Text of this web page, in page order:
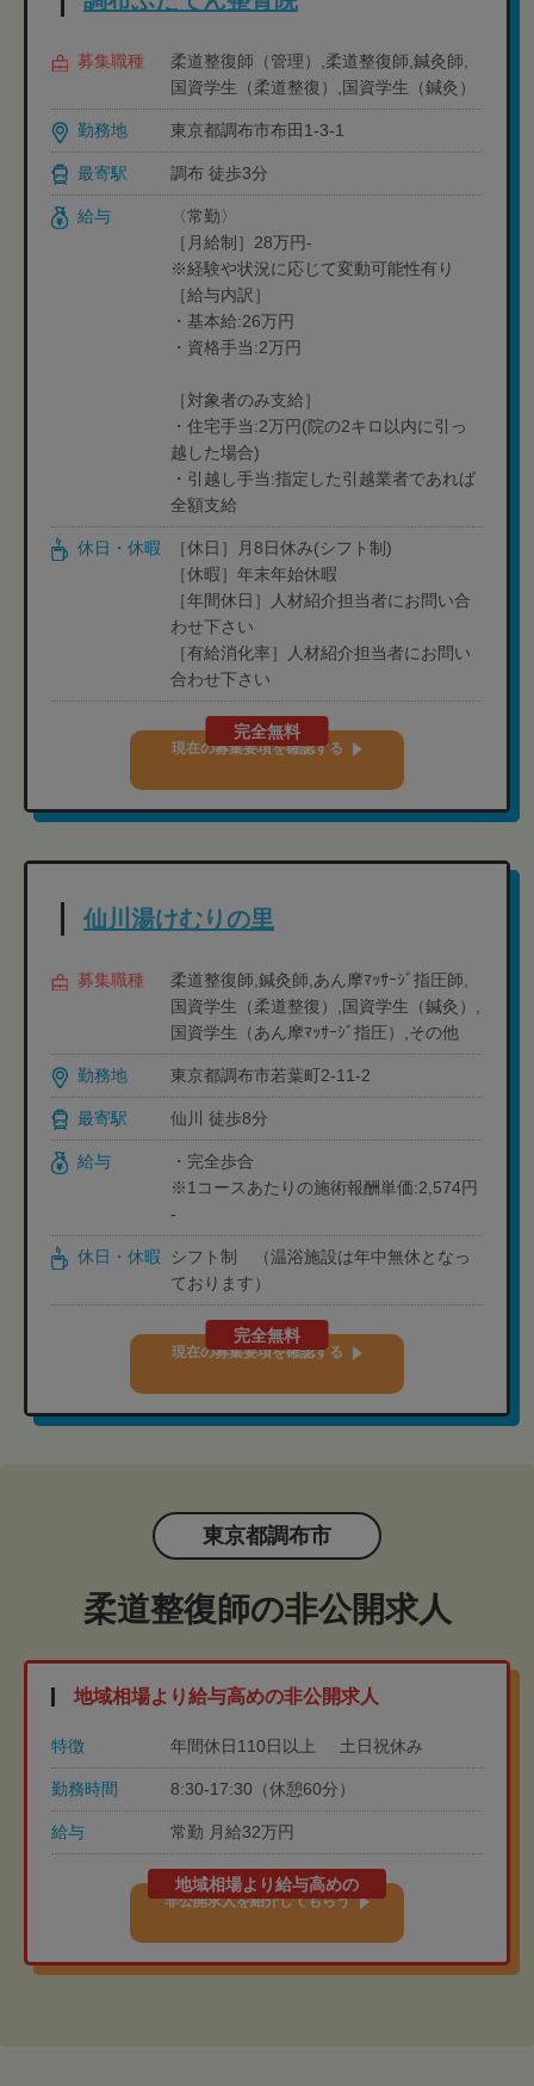
募集職種
柔道整復師（管理）,柔道整復師,鍼灸師,
国資学生（柔道整復）,国資学生（鍼灸）
勤務地 東京都調布市布田1-3-1
最寄駅 調布 徒歩3分
給与
〈常勤〉
［月給制］28万円-
※経験や状況に応じて変動可能性有り
［給与内訳］
・基本給:26万円
・資格手当:2万円
［対象者のみ支給］
・住宅手当:2万円(院の2キロ以内に引っ
越した場合)
・引越し手当:指定した引越業者であれば
全額支給
休日・休暇
［休日］月8日休み(シフト制)
［休暇］年末年始休暇
［年間休日］人材紹介担当者にお問い合
わせ下さい
［有給消化率］人材紹介担当者にお問い
合わせ下さい
完全無料
現在の募集要項を確認する
仙川湯けむりの里
募集職種
柔道整復師,鍼灸師,あん摩ﾏｯｻｰｼﾞ指圧師,
国資学生（柔道整復）,国資学生（鍼灸）,
国資学生（あん摩ﾏｯｻｰｼﾞ指圧）,その他
勤務地 東京都調布市若葉町2-11-2
最寄駅 仙川 徒歩8分
給与
・完全歩合
※1コースあたりの施術報酬単価:2,574円
-
休日・休暇
シフト制 （温浴施設は年中無休となっ
ております）
完全無料
現在の募集要項を確認する
東京都調布市
柔道整復師の非公開求人
地域相場より給与高めの非公開求人
特徴 年間休日110日以上 土日祝休み
勤務時間 8:30-17:30（休憩60分）
給与 常勤 月給32万円
地域相場より給与高めの
非公開求人を紹介してもらう